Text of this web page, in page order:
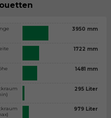
3950 mm
1722 mm
1481 mm
295 Liter
979 Liter